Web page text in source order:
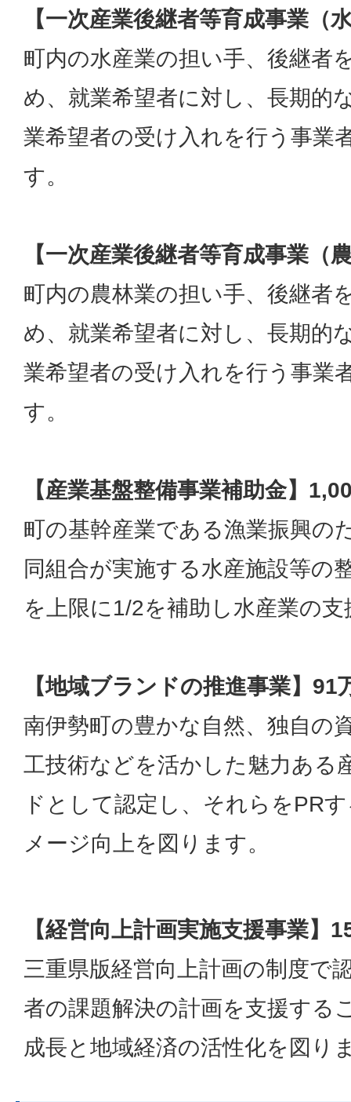
【一次産業後継者等育成事業（
町内の水産業の担い手、後継者
め、就業希望者に対し、長期的
業希望者の受け入れを行う事業
す。
【一次産業後継者等育成事業（
町内の農林業の担い手、後継者
め、就業希望者に対し、長期的
業希望者の受け入れを行う事業
す。
【産業基盤整備事業補助金】
町の基幹産業である漁業振興の
同組合が実施する水産施設等の
を上限に1/2を補助し水産業の
【地域ブランドの推進事業】91
南伊勢町の豊かな自然、独自の
工技術などを活かした魅力ある
ドとして認定し、それらをPR
メージ向上を図ります。
【経営向上計画実施支援事業】
三重県版経営向上計画の制度で
者の課題解決の計画を支援する
成長と地域経済の活性化を図り